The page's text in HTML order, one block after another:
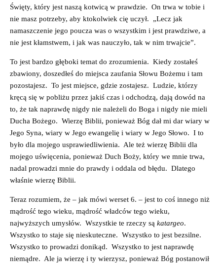
Święty, który jest naszą kotwicą w prawdzie. On trwa w tobie i
nie masz potrzeby, aby ktokolwiek cię uczył. „Lecz jak
namaszczenie jego poucza was o wszystkim i jest prawdziwe, a
nie jest kłamstwem, i jak was nauczyło, tak w nim trwajcie”.
To jest bardzo głęboki temat do zrozumienia. Kiedy zostałeś
zbawiony, doszedłeś do miejsca zaufania Słowu Bożemu i tam
pozostajesz. To jest miejsce, gdzie zostajesz. Ludzie, którzy
kręcą się w pobliżu przez jakiś czas i odchodzą, dają dowód na
to, że tak naprawdę nigdy nie należeli do Boga i nigdy nie mieli
Ducha Bożego. Wierzę Biblii, ponieważ Bóg dał mi dar wiary w
Jego Syna, wiary w Jego ewangelię i wiary w Jego Słowo. I to
było dla mojego usprawiedliwienia. Ale też wierzę Biblii dla
mojego uświęcenia, ponieważ Duch Boży, który we mnie trwa,
nadal prowadzi mnie do prawdy i oddala od błędu. Dlatego
właśnie wierzę Biblii.
Teraz rozumiem, że – jak mówi werset 6. – jest to coś innego niż
mądrość tego wieku, mądrość władców tego wieku,
najwyższych umysłów. Wszystkie te rzeczy są katargeo.
Wszystko to staje się nieskuteczne. Wszystko to jest bezsilne.
Wszystko to prowadzi donikąd. Wszystko to jest naprawdę
niemądre. Ale ja wierzę i ty wierzysz, ponieważ Bóg postanowił